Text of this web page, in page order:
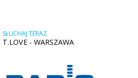
SŁUCHAJ TERAZ
T.LOVE - WARSZAWA